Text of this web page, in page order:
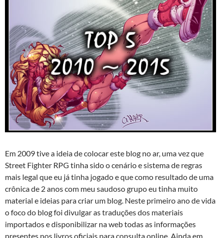
Em 2009 tive a ideia de colocar este blog no ar, uma vez que
Street Fighter RPG tinha sido o cenário e sistema de regras
mais legal que eu já tinha jogado e que como resultado de uma
crônica de 2 anos com meu saudoso grupo eu tinha muito
material e ideias para criar um blog. Neste primeiro ano de vida
o foco do blog foi divulgar as traduções dos materiais
importados e disponibilizar na web todas as informações
presentes nos livros oficiais para consulta online. Ainda em